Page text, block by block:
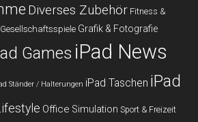
Diverses Zubehör Fitness &
Gesellschaftsspiele Grafik & Fotografie
Games iPad News
Ständer / Halterungen iPad Taschen iPad
Office Simulation Sport & Freizeit